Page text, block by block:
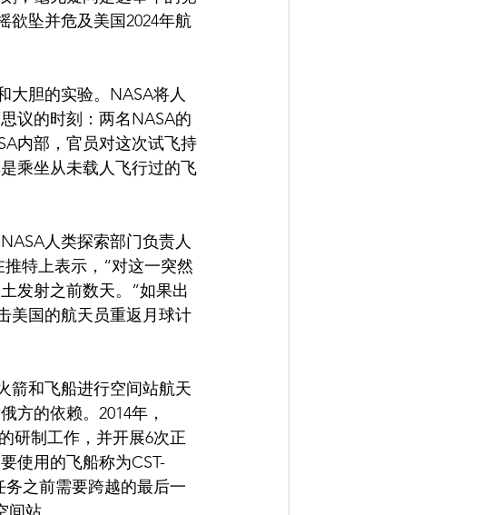
欲坠并危及美国2024年航
胆的实验。NASA将人
议的时刻：两名NASA的
内部，官员对这次试飞持
乘坐从未载人飞行过的飞
人类探索部门负责人
特上表示，“对这一突然
发射之前数天。”如果出
美国的航天员重返月球计
和飞船进行空间站航天
方的依赖。2014年，
研制工作，并开展6次正
使用的飞船称为CST-
务之前需要跨越的最后一